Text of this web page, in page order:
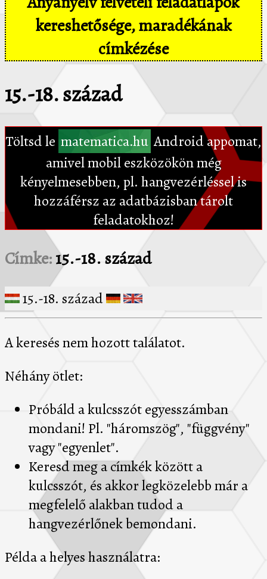
kereshetősége, maradékának
címkézése
15.-18. század
Töltsd le matematica.hu Android appomat,
amivel mobil eszközökön még
kényelmesebben, pl. hangvezérléssel is
hozzáférsz az adatbázisban tárolt
feladatokhoz!
Címke:15.-18. század
15.-18. század
A keresés nem hozott találatot.
Néhány ötlet:
Próbáld a kulcsszót egyesszámban
mondani! Pl. "háromszög", "függvény"
vagy "egyenlet".
Keresd meg a címkék között a
kulcsszót, és akkor legközelebb már a
megfelelő alakban tudod a
hangvezérlőnek bemondani.
Példa a helyes használatra: